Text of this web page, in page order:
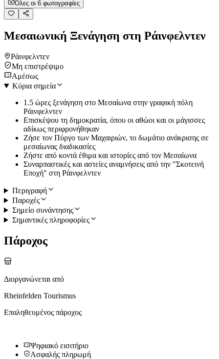
Όλες οι 6 φωτογραφίες
Μεσαιωνική Ξενάγηση στη Ράινφελντεν
Ράινφελντεν
Μη επιστρέψιμο
Αμέσως
Κύρια σημεία
1.5 ώρες ξενάγηση στο Μεσαίωνα στην γραφική πόλη
Ράινφελντεν
Επισκέψου τη δημοκρατία, όπου οι αθώοι και οι μάγισσες
αδίκως περιφρονήθηκαν
Ζήσε τον Πύργο των Μαχαιριών, το δωμάτιο ανάκρισης σε
μεσαίωνας διαδικασίες
Ζήστε από κοντά έθιμα και ιστορίες από τον Μεσαίωνα
Συναρπαστικές και αστείες αναμνήσεις από την "Σκοτεινή
Εποχή" στη Ράινφελντεν
Περιγραφή
Παροχές
Σημείο συνάντησης
Σημαντικές πληροφορίες
Πάροχος
Διοργανώνεται από
Rheinfelden Tourismus
Επαληθευμένος πάροχος
Ψηφιακό εισιτήριο
Ασφαλής πληρωμή